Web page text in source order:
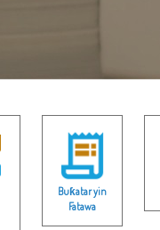
Buƙatar yin
Fatawa